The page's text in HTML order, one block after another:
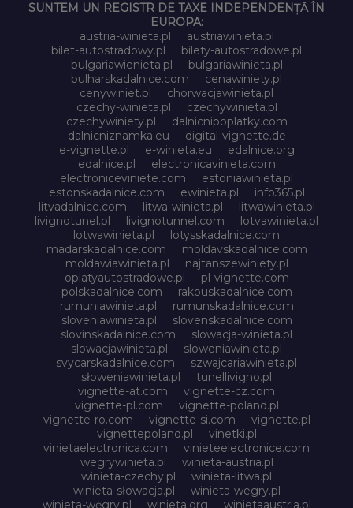
SUNTEM UN REGISTR DE TAXE INDEPENDENȚĂ ÎN
EUROPA:
austria-winieta.pl
austriawinieta.pl
bilet-autostradowy.pl
bilety-autostradowe.pl
bulgariawienieta.pl
bulgariawinieta.pl
bulharskadalnice.com
cenawiniety.pl
cenywiniet.pl
chorwacjawinieta.pl
czechy-winieta.pl
czechywinieta.pl
czechywiniety.pl
dalnicnipoplatky.com
dalnicniznamka.eu
digital-vignette.de
e-vignette.pl
e-winieta.eu
edalnice.org
edalnice.pl
electronicavinieta.com
electroniceviniete.com
estoniawinieta.pl
estonskadalnice.com
ewinieta.pl
info365.pl
litvadalnice.com
litwa-winieta.pl
litwawinieta.pl
livignotunel.pl
livignotunnel.com
lotvawinieta.pl
lotwawinieta.pl
lotysskadalnice.com
madarskadalnice.com
moldavskadalnice.com
moldawiawinieta.pl
najtanszewiniety.pl
oplatyautostradowe.pl
pl-vignette.com
polskadalnice.com
rakouskadalnice.com
rumuniawinieta.pl
rumunskadalnice.com
sloveniawinieta.pl
slovenskadalnice.com
slovinskadalnice.com
slowacja-winieta.pl
slowacjawinieta.pl
sloweniawinieta.pl
svycarskadalnice.com
szwajcariawinieta.pl
słoweniawinieta.pl
tunellivigno.pl
vignette-at.com
vignette-cz.com
vignette-pl.com
vignette-poland.pl
vignette-ro.com
vignette-si.com
vignette.pl
vignettepoland.pl
vinetki.pl
vinietaelectronica.com
vinieteelectronice.com
wegrywinieta.pl
winieta-austria.pl
winieta-czechy.pl
winieta-litwa.pl
winieta-słowacja.pl
winieta-wegry.pl